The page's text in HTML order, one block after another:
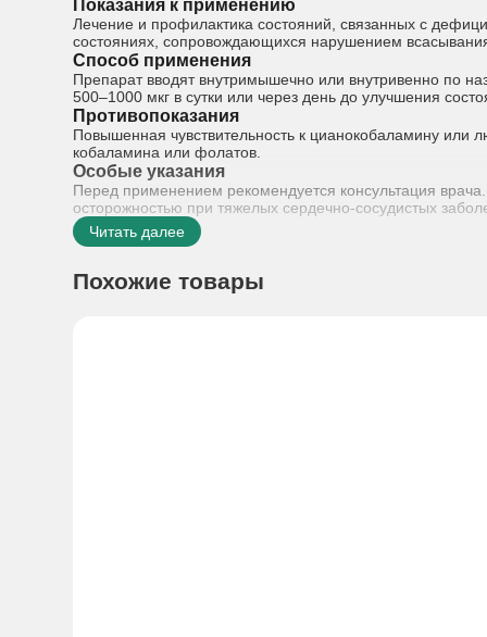
Показания к применению
Лечение и профилактика состояний, связанных с
состояниях, сопровождающихся нарушением
Способ применения
Препарат вводят внутримышечно или внутривенно по
500–1000 мкг в сутки или через день до улучшения
Противопоказания
Повышенная чувствительность к цианокобаламину или
кобаламина или фолатов.
Особые указания
Перед применением рекомендуется консультация
осторожностью при тяжелых сердечно-сосудистых
Читать далее
Похожие товары